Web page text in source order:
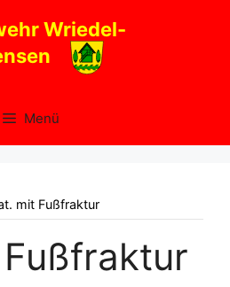
Wriedel-
Menü
mit Fußfraktur